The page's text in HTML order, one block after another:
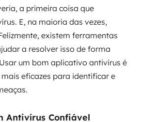
a primeira coisa que
E, na maioria das vezes,
existem ferramentas
a resolver isso de forma
um bom aplicativo antivírus é
eficazes para identificar e
Antivírus Confiável